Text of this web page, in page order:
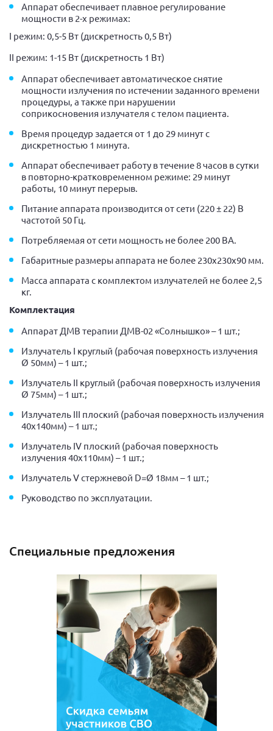
Аппарат обеспечивает плавное регулирование
мощности в 2-х режимах:
I режим: 0,5-5 Вт (дискретность 0,5 Вт)
II режим: 1-15 Вт (дискретность 1 Вт)
Аппарат обеспечивает автоматическое снятие
мощности излучения по истечении заданного времени
процедуры, а также при нарушении
соприкосновения излучателя с телом пациента.
Время процедур задается от 1 до 29 минут с
дискретностью 1 минута.
Аппарат обеспечивает работу в течение 8 часов в сутки
в повторно-кратковременном режиме: 29 минут
работы, 10 минут перерыв.
Питание аппарата производится от сети (220 ± 22) В
частотой 50 Гц.
Потребляемая от сети мощность не более 200 ВА.
Габаритные размеры аппарата не более 230х230х90 мм.
Масса аппарата с комплектом излучателей не более 2,5
кг.
Комплектация
Аппарат ДМВ терапии ДМВ-02 «Солнышко» – 1 шт.;
Излучатель I круглый (рабочая поверхность излучения
Ø 50мм) – 1 шт.;
Излучатель II круглый (рабочая поверхность излучения
Ø 75мм) – 1 шт.;
Излучатель III плоский (рабочая поверхность излучения
40х140мм) – 1 шт.;
Излучатель IV плоский (рабочая поверхность
излучения 40х110мм) – 1 шт.;
Излучатель V стержневой D=Ø 18мм – 1 шт.;
Руководство по эксплуатации.
Специальные предложения